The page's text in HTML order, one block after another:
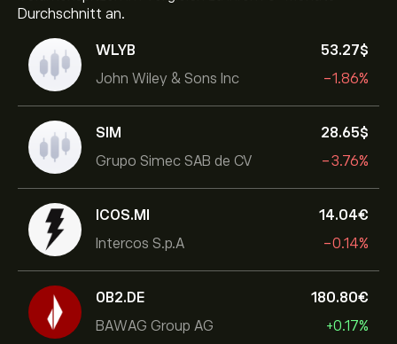
Durchschnitt an.
WLYB
John Wiley & Sons Inc
53.27‎$‎
-1.86%
SIM
Grupo Simec SAB de CV
28.65‎$‎
-3.76%
ICOS.MI
Intercos S.p.A
14.04‎€‎
-0.14%
0B2.DE
BAWAG Group AG
180.80‎€‎
+0.17%